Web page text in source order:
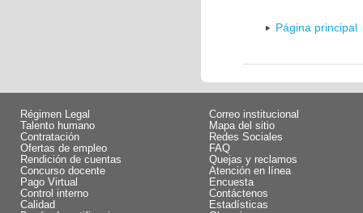
Página principal
Régimen Legal
Talento humano
Contratación
Ofertas de empleo
Rendición de cuentas
Concurso docente
Pago Virtual
Control interno
Calidad
Correo institucional
Mapa del sitio
Redes Sociales
FAQ
Quejas y reclamos
Atención en línea
Encuesta
Contáctenos
Estadísticas